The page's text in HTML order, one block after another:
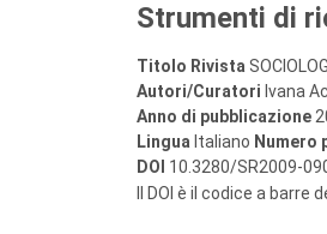
Strumenti di
Titolo Rivista
Autori/Curatori Ivana
Anno di pubblicazione
Lingua Italiano Numero
DOI 10.3280/SR2009-
Il DOI è il codice a